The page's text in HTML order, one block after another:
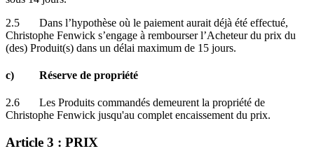
2.5 Dans l’hypothèse où le paiement aurait déjà été effectué,
Christophe Fenwick s’engage à rembourser l’Acheteur du prix du
(des) Produit(s) dans un délai maximum de 15 jours.
c) Réserve de propriété
2.6 Les Produits commandés demeurent la propriété de
Christophe Fenwick jusqu'au complet encaissement du prix.
Article 3 : PRIX